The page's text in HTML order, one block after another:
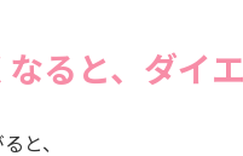
ると、ダイ
と、